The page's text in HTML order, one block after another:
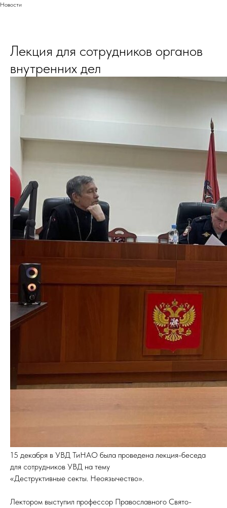
Новости
Лекция для сотрудников органов
внутренних дел
15 декабря в УВД ТиНАО была проведена лекция-беседа
для сотрудников УВД на тему
«Деструктивные секты. Неоязычество».
Лектором выступил профессор Православного Свято-